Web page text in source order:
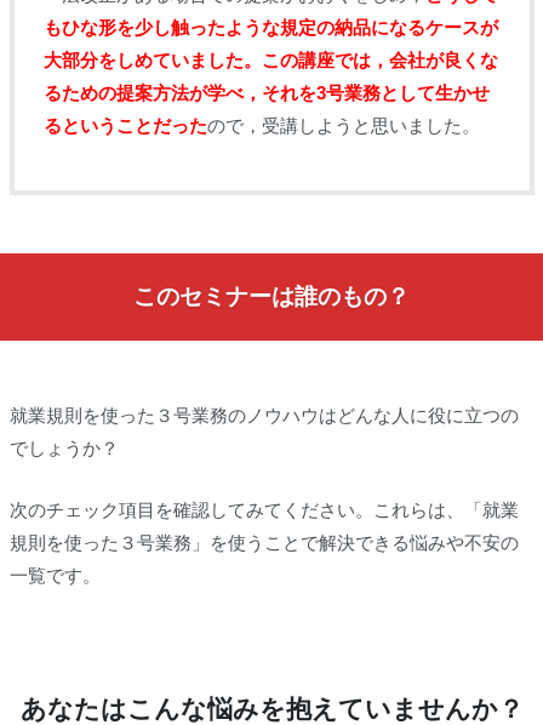
もひな形を少し触ったような規定の納品になるケースが
大部分をしめていました。この講座では，会社が良くな
るための提案方法が学べ，それを3号業務として生かせ
るということだったので，受講しようと思いました。
このセミナーは誰のもの？
就業規則を使った３号業務のノウハウはどんな人に役に立つの
でしょうか？
次のチェック項目を確認してみてください。これらは、「就業
規則を使った３号業務」を使うことで解決できる悩みや不安の
一覧です。
あなたはこんな悩みを抱えていませんか？